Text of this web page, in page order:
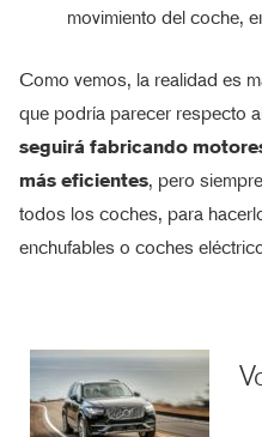
movimiento del coche,
Como vemos, la realidad es
que podría parecer respecto
seguirá fabricando
más eficientes, pero
todos los coches, para
enchufables o coches